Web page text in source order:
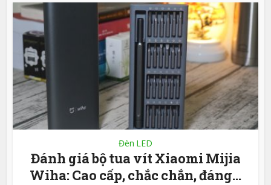
Đèn LED
Đánh giá bộ tua vít Xiaomi Mijia
Wiha: Cao cấp, chắc chắn, đáng...